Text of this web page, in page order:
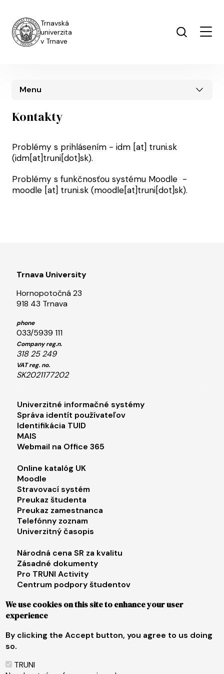
Trnavská
univerzita
v Trnave
Kontakty
Problémy s prihlásením - idm [at] truni.sk
(idm[at]truni[dot]sk).
Problémy s funkčnosťou systému Moodle -
moodle [at] truni.sk (moodle[at]truni[dot]sk).
Menu
Trnava University
Hornopotočná 23
918 43 Trnava
phone
033/5939 111
Company reg.n.
318 25 249
VAT reg. no.
SK2021177202
Footer menu 1
Univerzitné informačné systémy
Správa identít používateľov
Identifikácia TUID
MAIS
Webmail na Office 365
Footer menu 2
Online katalóg UK
Moodle
Stravovací systém
Preukaz študenta
Preukaz zamestnanca
Telefónny zoznam
Univerzitný časopis
Footer menu 3
Národná cena SR za kvalitu
Zásadné dokumenty
Pro TRUNI Activity
Centrum podpory študentov
Footer menu 4
E-shop
Instagram
Youtube
We use cookies on this site to enhance your user
experience
By clicking the Accept button, you agree to us doing
so.
TRUNI